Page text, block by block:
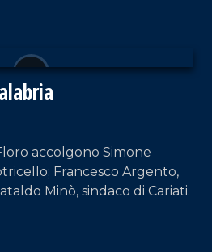
accolgono Simone
Francesco Argento,
Minò, sindaco di Cariati.